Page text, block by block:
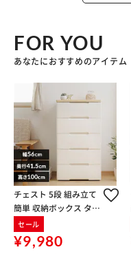
FOR YOU
あなたにおすすめのアイテム
チェスト 5段 組み立て
簡単 収納ボックス タン
ス ウッドトップチェス
ト HG-555 ホワイト
セール
¥9,980